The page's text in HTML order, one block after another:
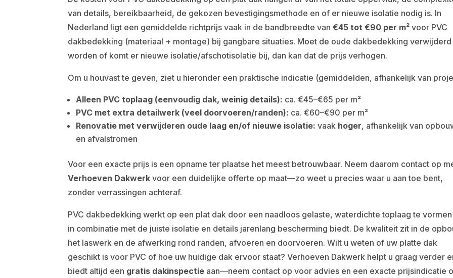
van details, bereikbaarheid, de gekozen bevestigingsmethode en of er nieuwe isolatie nodig is. In
Nederland ligt een gemiddelde richtprijs vaak in de bandbreedte van€45 tot €90 per m² voor PVC
dakbedekking (materiaal + montage) bij gangbare situaties. Moet de oude dakbedekking verwijderd
worden of komt er nieuwe isolatie/afschotisolatie bij, dan kan dat de prijs verhogen.
Om u houvast te geven, ziet u hieronder een praktische indicatie (gemiddelden, afhankelijk van
Alleen PVC toplaag (eenvoudig dak, weinig details): ca. €45–€65 per m²
PVC met extra detailwerk (veel doorvoeren/randen): ca. €60–€90 per m²
Renovatie met verwijderen oude laag en/of nieuwe isolatie: vaak hoger, afhankelijk van
en afvalstromen
Voor een exacte prijs is een opname ter plaatse het meest betrouwbaar. Neem daarom contact op
Verhoeven Dakwerk voor een duidelijke offerte op maat—zo weet u precies waar u aan toe bent,
zonder verrassingen achteraf.
PVC dakbedekking werkt op een plat dak door een naadloos gelaste, waterdichte toplaag te
in combinatie met de juiste isolatie en details jarenlang bescherming biedt. De kwaliteit zit in de
het laswerk en de afwerking rond randen, afvoeren en doorvoeren. Wilt u weten of uw platte dak
geschikt is voor PVC of hoe uw huidige dak ervoor staat? Verhoeven Dakwerk helpt u graag verder
biedt altijd een gratis dakinspectie aan—neem contact op voor advies en een exacte prijsindicatie